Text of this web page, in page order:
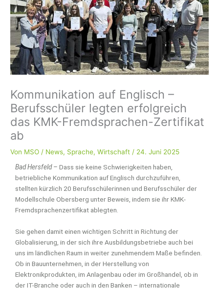
Kommunikation auf Englisch –
Berufsschüler legten erfolgreich
das KMK-Fremdsprachen-Zertifikat
ab
Von MSO / News, Sprache,Wirtschaft / 24. Juni 2025
Bad Hersfeld –Dass sie keine Schwierigkeiten haben,
betriebliche Kommunikation auf Englisch durchzuführen,
stellten kürzlich 20 Berufsschülerinnen und Berufsschüler der
Modellschule Obersberg unter Beweis, indem sie ihr KMK-
Fremdsprachenzertifikat ablegten.
Sie gehen damit einen wichtigen Schritt in Richtung der
Globalisierung, in der sich ihre Ausbildungsbetriebe auch bei
uns im ländlichen Raum in weiter zunehmendem Maße befinden.
Ob in Bauunternehmen, in der Herstellung von
Elektronikprodukten, im Anlagenbau oder im Großhandel, ob in
der IT-Branche oder auch in den Banken – internationale